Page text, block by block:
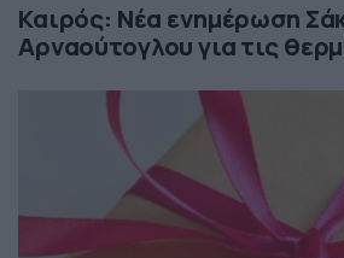
Καιρός: Νέα ενημέρωση
Αρναούτογλου για τις